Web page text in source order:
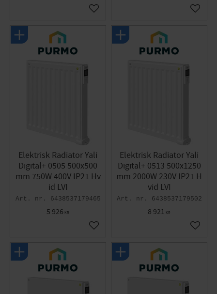
Gem som favorit Gem
Elektrisk Radiator Yali
Digital+ 0505 500x500
mm 750W 400V IP21 Hv
id LVI
6438537179465
5 926 KR
Gem som favorit
Elektrisk Radiator Yali
Digital+ 0513 500x1250
mm 2000W 230V IP21 H
vid LVI
6438537179502
8 921 KR
Gem